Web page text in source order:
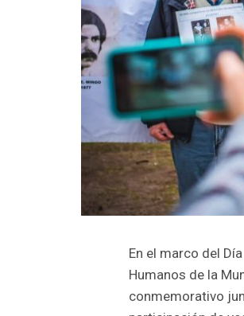
En el marco del
Humanos de la
conmemorativo